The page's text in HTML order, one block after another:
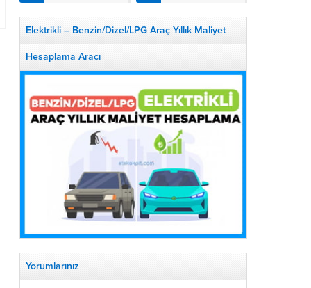
Elektrikli – Benzin/Dizel/LPG Araç Yıllık Maliyet
Hesaplama Aracı
Yorumlarınız